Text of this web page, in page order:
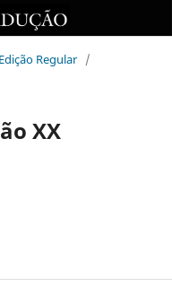
Regular /
XX